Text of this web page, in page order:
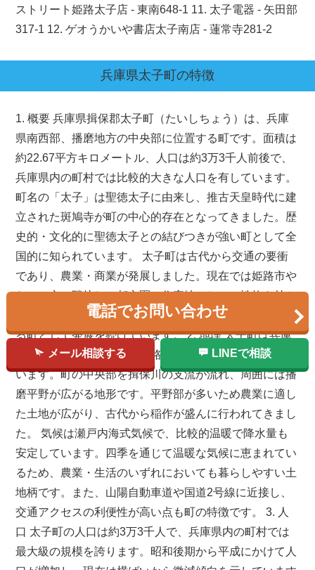
ストリート姫路太子店 - 東南648-1 11. 太子電器 - 矢田部
317-1 12. ゲオうかいや書店太子南店 - 蓮常寺281-2
兵庫県太子町の特徴
1. 概要 兵庫県揖保郡太子町（たいしちょう）は、兵庫
県南西部、播磨地方の中央部に位置する町です。面積は
約22.67平方キロメートル、人口は約3万3千人前後で、
兵庫県内の町村では比較的大きな人口を有しています。
町名の「太子」は聖徳太子に由来し、推古天皇時代に建
立された斑鳩寺が町の中心的存在となってきました。歴
史的・文化的に聖徳太子との結びつきが強い町として全
国的に知られています。 太子町は古代から交通の要衝
であり、農業・商業が発展しました。現在では姫路市や
たつの市に隣接し、都市圏の住宅地としての性格を持ち
ながら、豊かな歴史文化や地域コミュニティを大切にす
る町として発展を続けています。 2. 地理 太子町は兵庫
県南西部に位置し、東は姫路市、西はたつの市に接して
います。町の中央部を揖保川の支流が流れ、周囲には播
磨平野が広がる地形です。平野部が多いため農業に適し
た土地が広がり、古代から稲作が盛んに行われてきまし
た。 気候は瀬戸内海式気候で、比較的温暖で降水量も
安定しています。四季を通じて温暖な気候に恵まれてい
るため、農業・生活のいずれにおいても暮らしやすい土
地柄です。また、山陽自動車道や国道2号線に近接し、
交通アクセスの利便性が高い点も町の特徴です。 3. 人
口 太子町の人口は約3万3千人で、兵庫県内の町村では
最大級の規模を誇ります。昭和後期から平成にかけて人
電話でお問い合わせ
メール相談する LINEで相談